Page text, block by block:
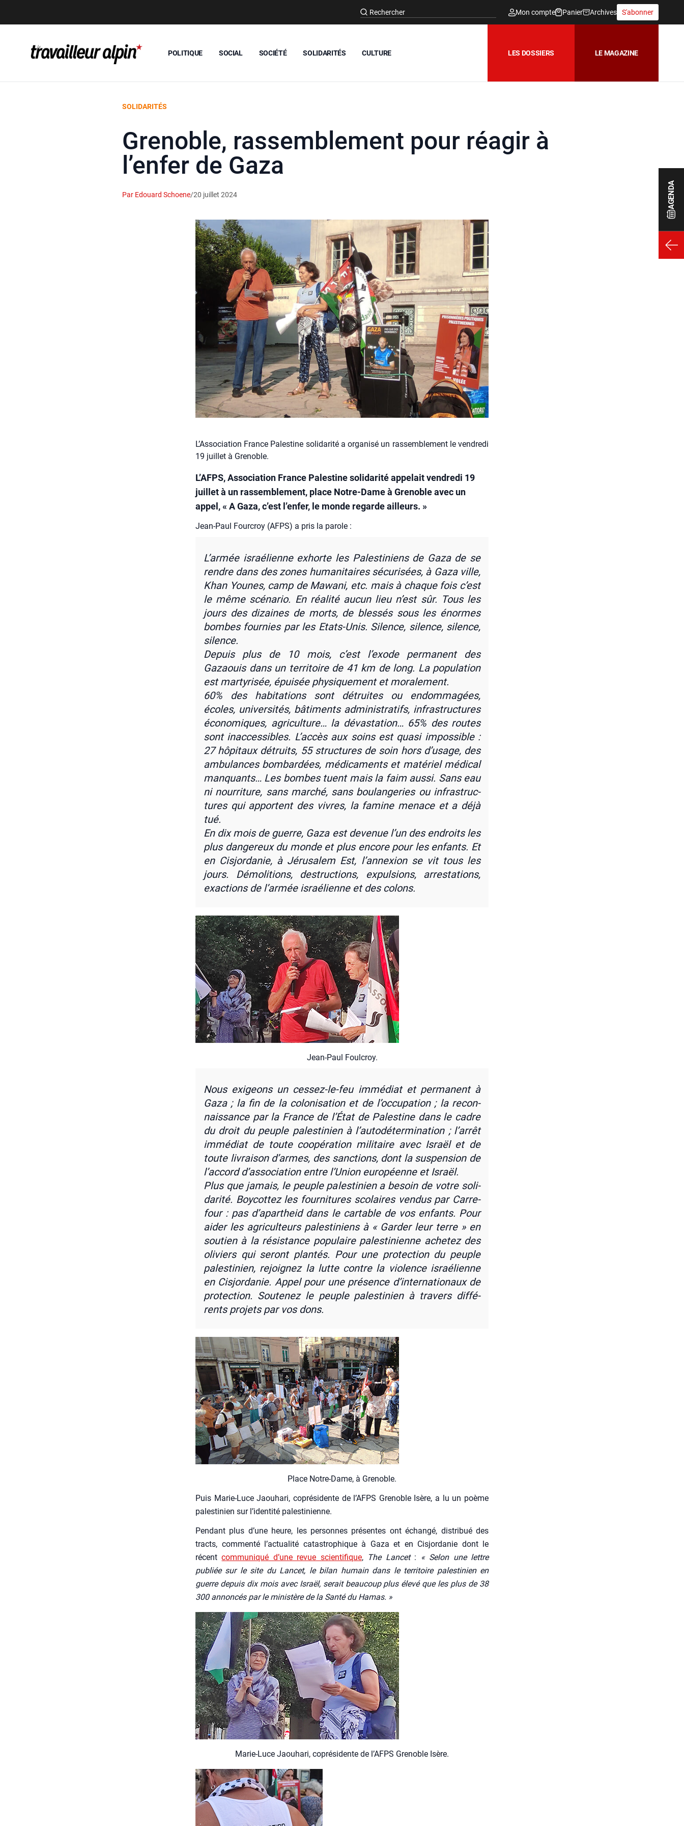
AGENDA
Mon compte Panier Archives S'abonner
POLITIQUE SOCIAL SOCIÉTÉ SOLIDARITÉS CULTURE LES DOSSIERS LE MAGAZINE
SOLIDARITÉS
Grenoble, rassemblement pour réagir à
l’enfer de Gaza
Par Edouard Schoene/20 juillet 2024
L’Association France Palestine solidarité a organisé un rassemblement le vendredi
19 juillet à Grenoble.
L’AFPS, Association France Palestine solidarité appelait vendredi 19
juillet à un rassemblement, place Notre-Dame à Grenoble avec un
appel, « A Gaza, c’est l’enfer, le monde regarde ailleurs. »
Jean-Paul Four­croy (AFPS) a pris la parole :
L’ar­mée israé­lienne exhorte les Pales­ti­niens de Gaza de se
rendre dans des zones huma­ni­taires sécu­ri­sées, à Gaza ville,
Khan Younes, camp de Mawa­ni, etc. mais à chaque fois c’est
le même scé­na­rio. En réa­li­té aucun lieu n’est sûr. Tous les
jours des dizaines de morts, de bles­sés sous les énormes
bombes four­nies par les Etats-Unis. Silence, silence, silence,
silence.
Depuis plus de 10 mois, c’est l’exode per­ma­nent des
Gazaouis dans un ter­ri­toire de 41 km de long. La popu­la­tion
est mar­ty­ri­sée, épui­sée phy­si­que­ment et mora­le­ment.
60% des habi­ta­tions sont détruites ou endom­ma­gées,
écoles, uni­ver­si­tés, bâti­ments admi­nis­tra­tifs, infra­struc­tures
éco­no­miques, agri­cul­ture… la dévas­ta­tion… 65% des routes
sont inac­ces­sibles. L’accès aux soins est qua­si impos­sible :
27 hôpi­taux détruits, 55 struc­tures de soin hors d’u­sage, des
ambu­lances bom­bar­dées, médi­ca­ments et maté­riel médi­cal
man­quants… Les bombes tuent mais la faim aus­si. Sans eau
ni nour­ri­ture, sans mar­ché, sans bou­lan­ge­ries ou infra­struc­
tures qui apportent des vivres, la famine menace et a déjà
tué.
En dix mois de guerre, Gaza est deve­nue l’un des endroits les
plus dan­ge­reux du monde et plus encore pour les enfants. Et
en Cis­jor­da­nie, à Jéru­sa­lem Est, l’an­nexion se vit tous les
jours. Démo­li­tions, des­truc­tions, expul­sions, arres­ta­tions,
exac­tions de l’ar­mée israé­lienne et des colons.
Jean-Paul Foul­croy.
Nous exi­geons un ces­sez-le-feu immé­diat et per­ma­nent à
Gaza ; la fin de la colo­ni­sa­tion et de l’oc­cu­pa­tion ; la recon­
nais­sance par la France de l’É­tat de Pales­tine dans le cadre
du droit du peuple pales­ti­nien à l’au­to­dé­ter­mi­na­tion ; l’ar­rêt
immé­diat de toute coopé­ra­tion mili­taire avec Israël et de
toute livrai­son d’armes, des sanc­tions, dont la sus­pen­sion de
l’ac­cord d’as­so­cia­tion entre l’U­nion euro­péenne et Israël.
Plus que jamais, le peuple pales­ti­nien a besoin de votre soli­
da­ri­té. Boy­cot­tez les four­ni­tures sco­laires ven­dus par Car­re­
four : pas d’a­par­theid dans le car­table de vos enfants. Pour
aider les agri­cul­teurs pales­ti­niens à « Gar­der leur terre » en
sou­tien à la résis­tance popu­laire pales­ti­nienne ache­tez des
oli­viers qui seront plan­tés. Pour une pro­tec­tion du peuple
pales­ti­nien, rejoi­gnez la lutte contre la vio­lence israé­lienne
en Cis­jor­da­nie. Appel pour une pré­sence d’in­ter­na­tio­naux de
pro­tec­tion. Sou­te­nez le peuple pales­ti­nien à tra­vers dif­fé­
rents pro­jets par vos dons.
Place Notre-Dame, à Gre­noble.
Puis Marie-Luce Jaou­ha­ri, copré­si­dente de l’AFPS Gre­noble Isère, a lu un poème
pales­ti­nien sur l’identité pales­ti­nienne.
Pen­dant plus d’une heure, les per­sonnes pré­sentes ont échan­gé, dis­tri­bué des
tracts, com­men­té l’actualité catas­tro­phique à Gaza et en Cis­jor­da­nie dont le
récentcom­mu­ni­qué d’une revue scien­ti­fique, The Lan­cet:
« Selon une lettre
publiée sur le site du Lan­cet, le bilan humain dans le ter­ri­toire pales­ti­nien en
guerre depuis dix mois avec Israël, serait beau­coup plus éle­vé que les plus de 38
300 annon­cés par le minis­tère de la San­té du Hamas. »
Marie-Luce Jaou­ha­ri, copré­si­dente de l’AFPS Gre­noble Isère.